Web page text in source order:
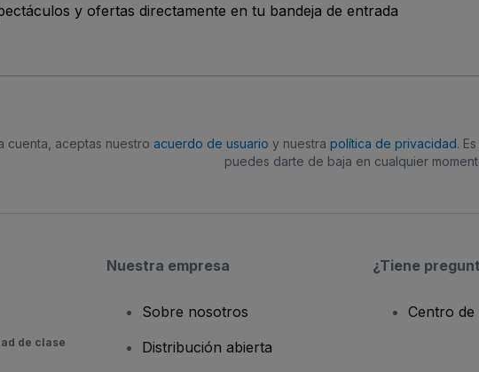
y ofertas directamente en tu bandeja de entrada
cuenta, aceptas nuestro acuerdo de usuario y nuestra política de privacidad.
puedes darte de baja en cualquier
de clase
Nuestra empresa
Sobre nosotros
Distribución abierta
¿Tiene
Centro